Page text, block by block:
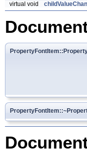
virtual void